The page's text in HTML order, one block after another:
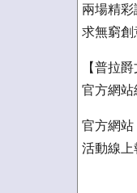
兩場精
求無窮創
【普拉
官方網站
官方網站
活動線上